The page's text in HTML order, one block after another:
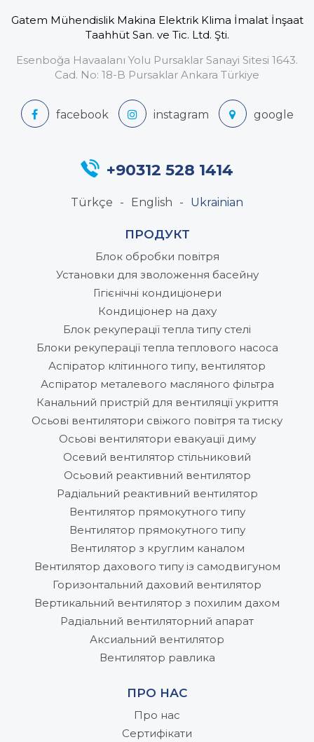
Gatem Mühendislik Makina Elektrik Klima İmalat İnşaat
Taahhüt San. ve Tic. Ltd. Şti.
Esenboğa Havaalanı Yolu Pursaklar Sanayi Sitesi 1643.
Cad. No: 18-B Pursaklar Ankara Türkiye
+90312 528 1414
Türkçe English Ukrainian
ПРОДУКТ
Блок обробки повітря
Установки для зволоження басейну
Гігієнічні кондиціонери
Кондиціонер на даху
Блок рекуперації тепла типу стелі
Блоки рекуперації тепла теплового насоса
Аспіратор клітинного типу, вентилятор
Аспіратор металевого масляного фільтра
Канальний пристрій для вентиляції укриття
Осьові вентилятори свіжого повітря та тиску
Осьові вентилятори евакуації диму
Осевий вентилятор стільниковий
Осьовий реактивний вентилятор
Радіальний реактивний вентилятор
Вентилятор прямокутного типу
Вентилятор прямокутного типу
Вентилятор з круглим каналом
Вентилятор дахового типу із самодвигуном
Горизонтальний даховий вентилятор
Вертикальний вентилятор з похилим дахом
Радіальний вентиляторний апарат
Аксиальний вентилятор
Вентилятор равлика
ПРО НАС
Про нас
Сертифікати